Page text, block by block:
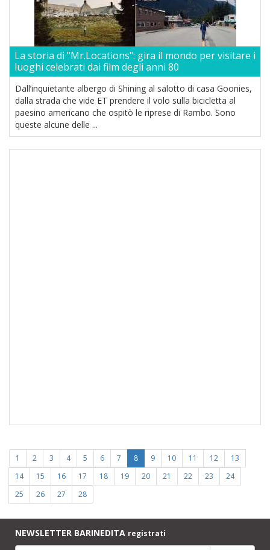
La storia di "Mr.Locations": gira il mondo per visitare i
luoghi celebrati dai film degli anni 80
Dall’inquietante albergo di Shining al salotto di casa Goonies,
dalla strada che vide ET prendere il volo sulla bicicletta al
paesino americano che ospitò le riprese di Rambo. Sono
queste alcune delle ...
1 2 3 4 5 6 7 8 9 10 11 12
13
14
15 16 17 18 19 20 21 22 23
24
25
26 27 28
NEWSLETTER BARINEDITA registrati